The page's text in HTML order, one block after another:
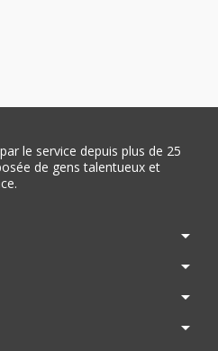
le service depuis plus de 25
de gens talentueux et
arrow_drop_down
arrow_drop_down
arrow_drop_down
arrow_drop_down